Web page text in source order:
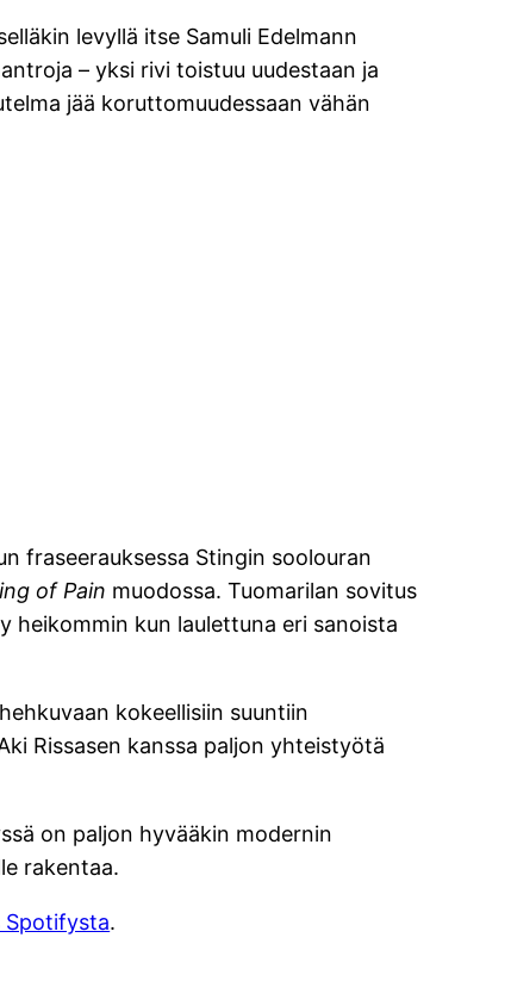
levyllä itse Samuli Edelmann
– yksi rivi toistuu uudestaan ja
jää koruttomuudessaan vähän
fraseerauksessa Stingin soolouran
of Pain muodossa. Tuomarilan sovitus
heikommin kun laulettuna eri sanoista
kokeellisiin suuntiin
Rissasen kanssa paljon yhteistyötä
on paljon hyvääkin modernin
rakentaa.
Spotifysta.